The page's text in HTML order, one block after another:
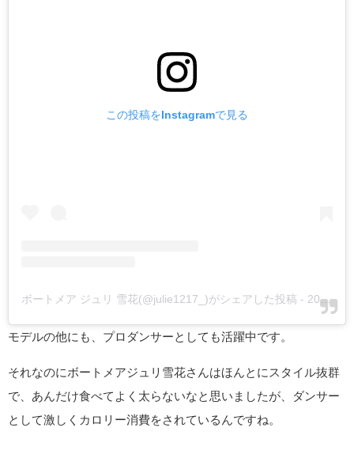
この投稿をInstagramで見る
ボートメア ジュリ 雪花(@julie1217_)がシェアした投稿 - 2019年 7月月25日午前5時50分PDT
モデルの他にも、プロダンサーとしても活躍中です。
それなのにボートメアジュリ雪花さんはほんとにスタイル抜群
で、あんだけ食べてよく太らないなと思いましたが、ダンサー
として激しくカロリー消費をされているんですね。